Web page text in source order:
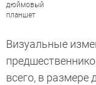
дюймовый
планшет
Визуальные
всего, в размере